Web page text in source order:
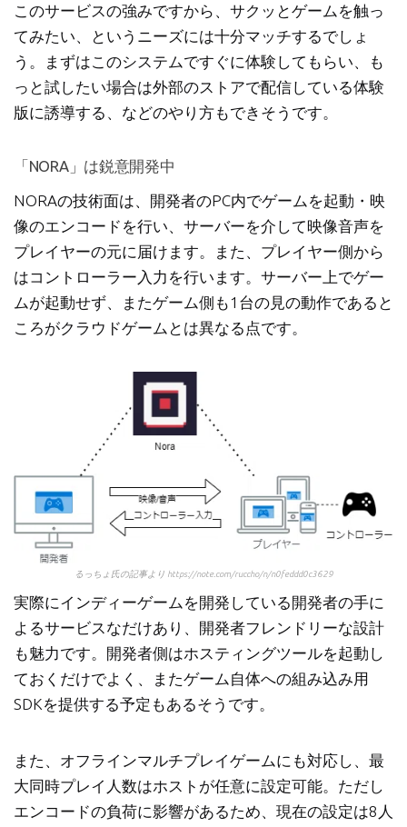
このサービスの強みですから、サクッとゲームを触っ
てみたい、というニーズには十分マッチするでしょ
う。まずはこのシステムですぐに体験してもらい、も
っと試したい場合は外部のストアで配信している体験
版に誘導する、などのやり方もできそうです。
「NORA」は鋭意開発中
NORAの技術面は、開発者のPC内でゲームを起動・映
像のエンコードを行い、サーバーを介して映像音声を
プレイヤーの元に届けます。また、プレイヤー側から
はコントローラー入力を行います。サーバー上でゲー
ムが起動せず、またゲーム側も1台の見の動作であると
ころがクラウドゲームとは異なる点です。
るっちょ氏の記事より https://note.com/ruccho/n/n0feddd0c3629
実際にインディーゲームを開発している開発者の手に
よるサービスなだけあり、開発者フレンドリーな設計
も魅力です。開発者側はホスティングツールを起動し
ておくだけでよく、またゲーム自体への組み込み用
SDKを提供する予定もあるそうです。
また、オフラインマルチプレイゲームにも対応し、最
大同時プレイ人数はホストが任意に設定可能。ただし
エンコードの負荷に影響があるため、現在の設定は8人